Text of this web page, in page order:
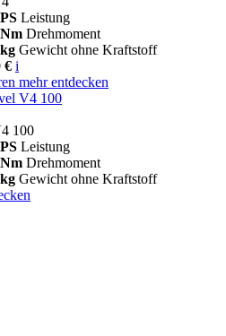
Leistung
Drehmoment
Gewicht ohne Kraftstoff
€ i
mehr entdecken
V4 100
100
Leistung
Drehmoment
Gewicht ohne Kraftstoff